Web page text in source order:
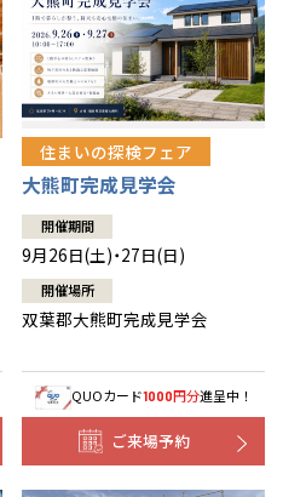
住まいの探検フェア
大熊町完成見学会
開催期間
9月26日(土)・27日(日)
開催場所
双葉郡大熊町完成見学会
QUOカード1000円分進呈中！
ご来場予約